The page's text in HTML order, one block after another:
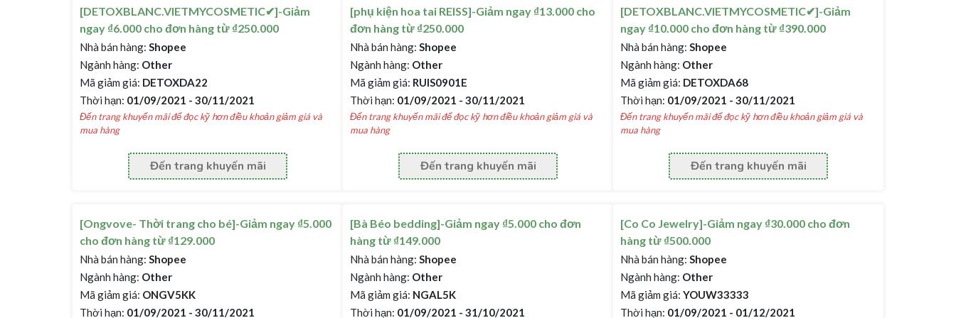
[DETOXBLANC.VIETMYCOSMETIC✔]-Giảm
ngay ₫6.000 cho đơn hàng từ ₫250.000
Nhà bán hàng: Shopee
Ngành hàng: Other
Mã giảm giá: DETOXDA22
Thời hạn: 01/09/2021 - 30/11/2021
Đến trang khuyến mãi để đọc kỹ hơn điều khoản giảm giá và
mua hàng
Đến trang khuyến mãi
[phụ kiện hoa tai REISS]-Giảm ngay ₫13.000 cho
đơn hàng từ ₫250.000
Nhà bán hàng: Shopee
Ngành hàng: Other
Mã giảm giá: RUIS0901E
Thời hạn: 01/09/2021 - 30/11/2021
Đến trang khuyến mãi để đọc kỹ hơn điều khoản giảm giá và
mua hàng
Đến trang khuyến mãi
[DETOXBLANC.VIETMYCOSMETIC✔]-Giảm
ngay ₫10.000 cho đơn hàng từ ₫390.000
Nhà bán hàng: Shopee
Ngành hàng: Other
Mã giảm giá: DETOXDA68
Thời hạn: 01/09/2021 - 30/11/2021
Đến trang khuyến mãi để đọc kỹ hơn điều khoản giảm giá và
mua hàng
Đến trang khuyến mãi
[Ongvove- Thời trang cho bé]-Giảm ngay ₫5.000
cho đơn hàng từ ₫129.000
Nhà bán hàng: Shopee
Ngành hàng: Other
Mã giảm giá: ONGV5KK
Thời hạn: 01/09/2021 - 30/11/2021
[Bà Béo bedding]-Giảm ngay ₫5.000 cho đơn
hàng từ ₫149.000
Nhà bán hàng: Shopee
Ngành hàng: Other
Mã giảm giá: NGAL5K
Thời hạn: 01/09/2021 - 31/10/2021
[Co Co Jewelry]-Giảm ngay ₫30.000 cho đơn
hàng từ ₫500.000
Nhà bán hàng: Shopee
Ngành hàng: Other
Mã giảm giá: YOUW33333
Thời hạn: 01/09/2021 - 01/12/2021